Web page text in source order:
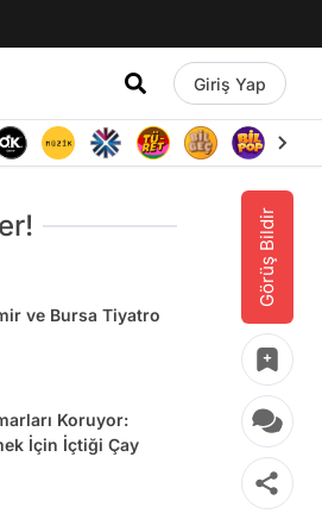
Giriş Yap
Görüş Bildir
ve Bursa Tiyatro
Koruyor:
İçin İçtiği Çay